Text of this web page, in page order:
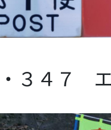
３４７